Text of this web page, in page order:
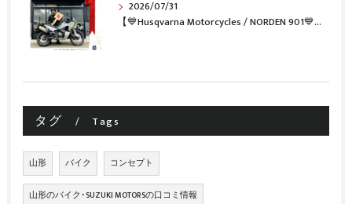
2026/07/31
【💙Husqvarna Motorcycles / NORDEN 901💙】 ご納車おめでとうございます🎉✨
タグ Tags
山形 バイク コンセプト
山形のバイク･SUZUKI MOTORSの口コミ情報